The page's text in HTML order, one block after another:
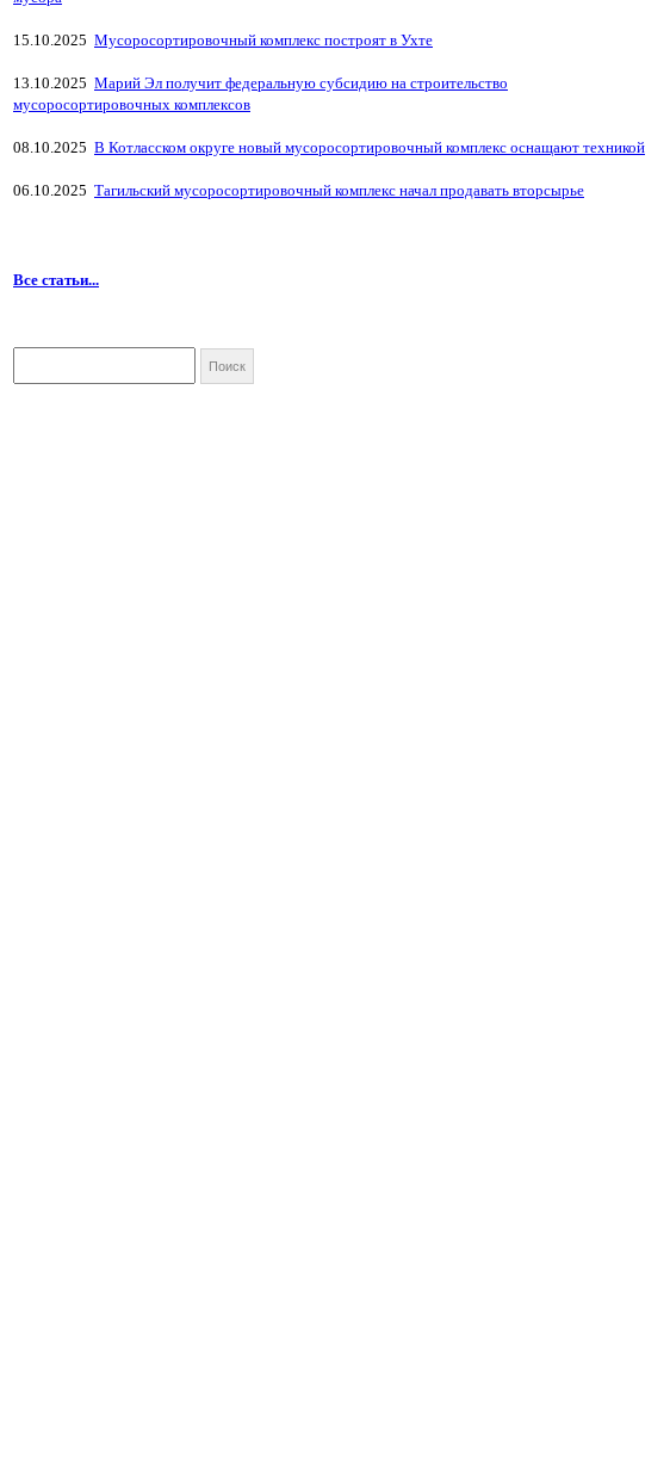
15.10.2025 Мусоросортировочный комплекс построят в Ухте
13.10.2025 Марий Эл получит федеральную субсидию на строительство
мусоросортировочных комплексов
08.10.2025 В Котласском округе новый мусоросортировочный комплекс оснащают техникой
06.10.2025 Тагильский мусоросортировочный комплекс начал продавать вторсырье
Все статьи...